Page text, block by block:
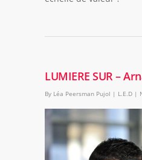
LUMIERE SUR –
By Léa Peersman Pujol | L.E.D |